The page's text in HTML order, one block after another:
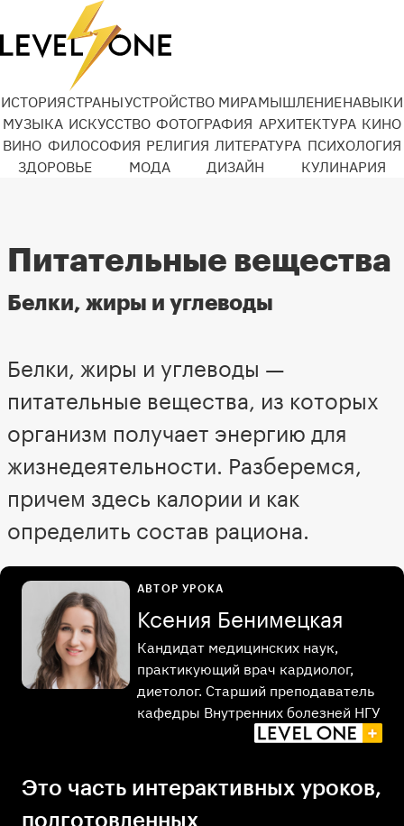
ИСТОРИЯСТРАНЫУСТРОЙСТВО МИРАМЫШЛЕНИЕНАВЫКИ
МУЗЫКА ИСКУССТВО ФОТОГРАФИЯ АРХИТЕКТУРА КИНО
ВИНО ФИЛОСОФИЯ РЕЛИГИЯ ЛИТЕРАТУРА ПСИХОЛОГИЯ
ЗДОРОВЬЕ
МОДА ДИЗАЙН КУЛИНАРИЯ
Питательные вещества
Белки, жиры и углеводы
Белки, жиры и углеводы —
питательные вещества, из которых
организм получает энергию для
жизнедеятельности. Разберемся,
причем здесь калории и как
определить состав рациона.
Это часть интерактивных уроков,
подготовленных
АВТОР УРОКА
Ксения Бенимецкая
Кандидат медицинских наук,
практикующий врач кардиолог,
диетолог. Старший преподаватель
кафедры Внутренних болезней НГУ